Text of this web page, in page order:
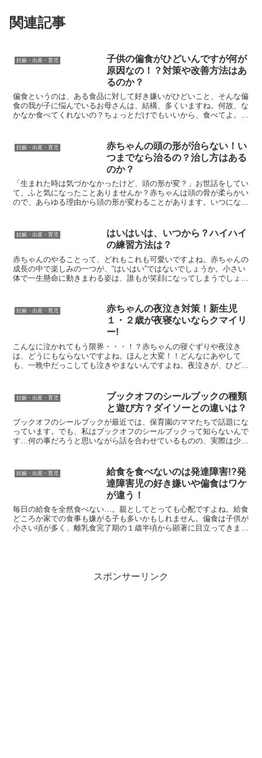
関連記事
妊娠・出産・育児
子供の偏食がひどいんですが何が
原因なの！？対策や改善方法はあ
るのか？
偏食というのは、ある食品に対して好き嫌いがひどいこと、そんな偏
食の我が子に悩んでいるお母さんは、結構、多くいますね。何故、な
かなか食べてくれないの？ちょっとだけでもいいから、食べてよ。本
妊娠・出産・育児
赤ちゃんの頭の形が治らない！い
つまでなら治るの？治し方はある
のか？
「生まれた時は気づかなかったけど、頭の形が変？」お世話をしてい
て、ふと気になったことありませんか？赤ちゃんは頭の骨が柔らかい
ので、あらゆる理由から頭の形が変わることがあります。いつになっ
妊娠・出産・育児
はいはいは、いつから？ハイハイ
の練習方法は？
赤ちゃんのやることって、どれもこれも可愛いですよね。赤ちゃんの
成長の中で楽しみの一つが、“はいはい”ではないでしょうか。小さい
体で一生懸命に動きまわる姿は、誰もが笑顔になってしまうでしょ
妊娠・出産・育児
赤ちゃんの夜泣き対策！新生児
１・２歳が夜寝ないならクマイリ
ー!
こんなに泣かれてもう限界・・・！？赤ちゃんの寝ぐずりや夜泣き
は、どうにもならないですよね。ほんと大変！！どんなにあやして
も、一晩中だっこしても泣きやまないんですよね。夜泣きが、ひどい
妊娠・出産・育児
ブックオフのシールブックの種類
と遊び方？ダイソーとの違いは？
ブックオフのシールブックが最近では、保育園のママたちで話題にな
っています。でも、私はブックオフのシールブックって知らないんで
す…何の事だろうと思いながら話を合わせているものの、実際は少し
妊娠・出産・育児
給食を食べないのは発達障害!?発
達障害児の好き嫌いや偏食はワケ
が違う！
毎日の給食を全然食べない…。親としてとっても心配ですよね。給食
どころか家での食事も嫌がる子も多いかもしれません。偏食は子供が
小さい頃が多く、離乳食完了期の１歳半頃から顕著に目立ってきま
スポンサーリンク